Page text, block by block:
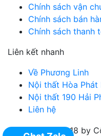
Chính sách vận
Chính sách bán
Chính sách thanh
Liên kết nhanh
Về Phương Linh
Nội thất Hòa Phát
Nội thất 190 Hải
Liên hệ
Copyright @ 2018 by